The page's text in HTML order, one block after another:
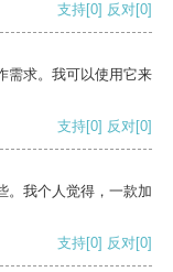
支持[0] 反对[0]
需求。我可以使用它来
支持[0] 反对[0]
。我个人觉得，一款加
支持[0] 反对[0]